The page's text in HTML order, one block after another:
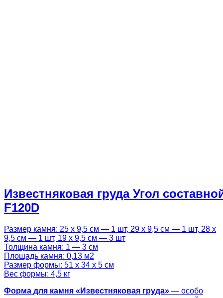
Известняковая груда Угол
F120D
Размер камня: 25 х 9,5 см — 1 шт, 29 х 9,5 см — 1 шт, 28 х
9,5 см — 1 шт, 19 х 9,5 см — 3 шт
Толщина камня: 1 — 3 см
Площадь камня: 0,13 м2
Размер формы: 51 х 34 х 5 см
Вес формы: 4,5 кг
Форма для камня « Известняковая груда» — особо